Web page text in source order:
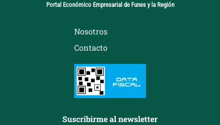
Portal Económico Empresarial de Funes y la Región
Nosotros
Contacto
Suscribirme al newsletter